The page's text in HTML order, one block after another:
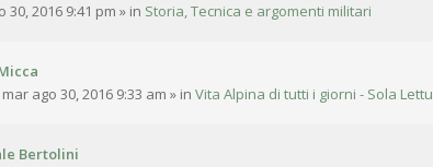
30, 2016 9:41 pm » in Storia, Tecnica e argomenti militari
mar ago 30, 2016 9:33 am » in Vita Alpina di tutti i giorni - Sola
Bertolini